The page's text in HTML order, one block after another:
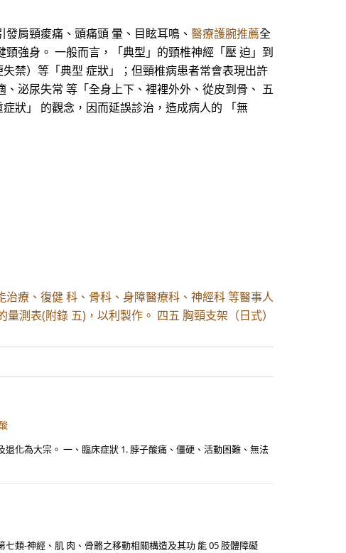
肩頸痠痛、頭痛頭 暈、目眩耳鳴、 醫療護腕推薦全
強身。 一般而言，「典型」的頸椎神經「壓 迫」到
禁）等「典型 症狀」；但頸椎病患者常會表現出許
泌尿失常 等「全身上下、裡裡外外、從皮到骨、 五
狀」 的觀念，因而延誤診治，造成病人的 「無
治療、復健 科、骨科、身障醫療科、神經科 等醫事人
量測表(附錄 五)，以利製作。 四五 胸頸支架（日式）
化為大宗。 一、臨床症狀 1. 脖子酸痛、僵硬、活動困難、無法
類-神經、肌 肉、骨骼之移動相關構造及其功 能 05 肢體障礙